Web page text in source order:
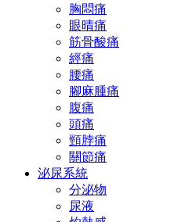
胸悶痛
眼晴痛
筋骨酸痛
經痛
腰痛
腳麻腫痛
腹痛
頭痛
頸脖痛
關節痛
泌尿系統
分泌物
尿液